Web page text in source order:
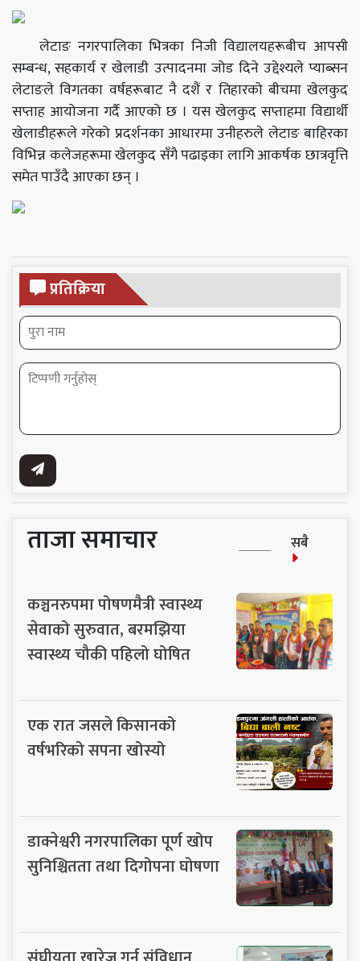
लेटाङ नगरपालिका भित्रका निजी विद्यालयहरूबीच आपसी
सम्बन्ध, सहकार्य र खेलाडी उत्पादनमा जोड दिने उद्देश्यले प्याब्सन
लेटाङले विगतका वर्षहरूबाट नै दशैं र तिहारको बीचमा खेलकुद
सप्ताह आयोजना गर्दै आएको छ । यस खेलकुद सप्ताहमा विद्यार्थी
खेलाडीहरूले गरेको प्रदर्शनका आधारमा उनीहरुले लेटाङ बाहिरका
विभिन्न कलेजहरूमा खेलकुद सँगै पढाइका लागि आकर्षक छात्रवृत्ति
समेत पाउँदै आएका छन् ।
प्रतिक्रिया
ताजा समाचार सबै
कञ्चनरुपमा पोषणमैत्री स्वास्थ्य
सेवाको सुरुवात, बरमझिया
स्वास्थ्य चौकी पहिलो घोषित
एक रात जसले किसानको
वर्षभरिको सपना खोस्यो
डाक्नेश्वरी नगरपालिका पूर्ण खोप
सुनिश्चितता तथा दिगोपना घोषणा